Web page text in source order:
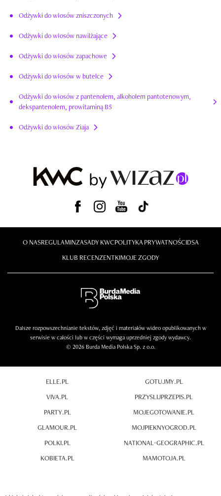
Odżywki do włosów zniszczonych
Odżywki do włosów nawilżające
Odżywki do włosów zapachowe
Odżywki do włosów w butelce
Odżywki do włosów z pantenolem, alkoholem pantotenowym,
dekspantenolem, prowitaminą B5
Odżywki do włosów Ziaja
O NASREGULAMINZASADY KWCPOLITYKA PRYWATNOŚCIDSA
KLUB RECENZENTKIMOJE ZGODY
Dalsze rozpowszechnianie tekstów, zdjęć i materiałów wideo opublikowanych w
serwisie w całości lub w części wymaga uprzedniej zgody wydawcy.
© 2026 Burda Media Polska Sp. z o.o.
ELLE.PL
VIVA.PL
PARTY.PL
GLAMOUR.PL
POLKI.PL
KOBIETA.PL
GOTUJMY.PL
PRZYSLIJPRZEPIS.PL
MOJEGOTOWANIE.PL
MOJPIEKNYOGROD.PL
NATIONAL-GEOGRAPHIC.PL
MAMOTOJA.PL